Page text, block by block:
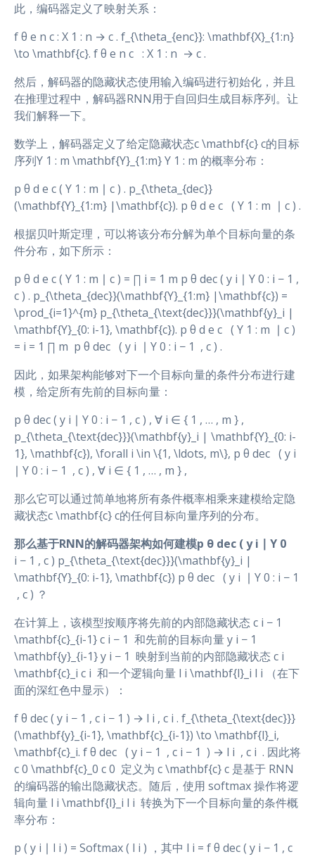
此，编码器定义了映射关系：
f θ e n c : X 1 : n → c . f_{\theta_{enc}}: \mathbf{X}_{1:n}
\to \mathbf{c}. f θ e n c ​ ​ : X 1 : n ​ → c .
然后，解码器的隐藏状态使用输入编码进行初始化，并且
在推理过程中，解码器RNN用于自回归生成目标序列。让
我们解释一下。
数学上，解码器定义了给定隐藏状态c \mathbf{c} c的目标
序列Y 1 : m \mathbf{Y}_{1:m} Y 1 : m ​的概率分布：
p θ d e c ( Y 1 : m ∣ c ) . p_{\theta_{dec}}
(\mathbf{Y}_{1:m} |\mathbf{c}). p θ d e c ​ ​ ( Y 1 : m ​ ∣ c ) .
根据贝叶斯定理，可以将该分布分解为单个目标向量的条
件分布，如下所示：
p θ d e c ( Y 1 : m ∣ c ) = ∏ i = 1 m p θ dec ( y i ∣ Y 0 : i − 1 ,
c ) . p_{\theta_{dec}}(\mathbf{Y}_{1:m} |\mathbf{c}) =
\prod_{i=1}^{m} p_{\theta_{\text{dec}}}(\mathbf{y}_i |
\mathbf{Y}_{0: i-1}, \mathbf{c}). p θ d e c ​ ​ ( Y 1 : m ​ ∣ c )
= i = 1 ∏ m ​ p θ dec ​ ​ ( y i ​ ∣ Y 0 : i − 1 ​ , c ) .
因此，如果架构能够对下一个目标向量的条件分布进行建
模，给定所有先前的目标向量：
p θ dec ( y i ∣ Y 0 : i − 1 , c ) , ∀ i ∈ { 1 , … , m } ,
p_{\theta_{\text{dec}}}(\mathbf{y}_i | \mathbf{Y}_{0: i-
1}, \mathbf{c}), \forall i \in \{1, \ldots, m\}, p θ dec ​ ​ ( y i ​
∣ Y 0 : i − 1 ​ , c ) , ∀ i ∈ { 1 , … , m } ,
那么它可以通过简单地将所有条件概率相乘来建模给定隐
藏状态c \mathbf{c} c的任何目标向量序列的分布。
那么基于RNN的解码器架构如何建模p θ dec ( y i ∣ Y 0
i − 1 , c ) p_{\theta_{\text{dec}}}(\mathbf{y}_i |
\mathbf{Y}_{0: i-1}, \mathbf{c}) p θ dec ​ ​ ( y i ​ ∣ Y 0 : i − 1
​ , c ) ？
在计算上，该模型按顺序将先前的内部隐藏状态 c i − 1
\mathbf{c}_{i-1} c i − 1 ​ 和先前的目标向量 y i − 1
\mathbf{y}_{i-1} y i − 1 ​ 映射到当前的内部隐藏状态 c i
\mathbf{c}_i c i ​ 和一个逻辑向量 l i \mathbf{l}_i l i ​（在下
面的深红色中显示）：
f θ dec ( y i − 1 , c i − 1 ) → l i , c i . f_{\theta_{\text{dec}}}
(\mathbf{y}_{i-1}, \mathbf{c}_{i-1}) \to \mathbf{l}_i,
\mathbf{c}_i. f θ dec ​ ​ ( y i − 1 ​ , c i − 1 ​ ) → l i ​ , c i ​ . 因此将
c 0 \mathbf{c}_0 c 0 ​ 定义为 c \mathbf{c} c 是基于 RNN
的编码器的输出隐藏状态。随后，使用 softmax 操作将逻
辑向量 l i \mathbf{l}_i l i ​ 转换为下一个目标向量的条件概
率分布：
p ( y i ∣ l i ) = Softmax ( l i ) ，其中 l i = f θ dec ( y i − 1 , c